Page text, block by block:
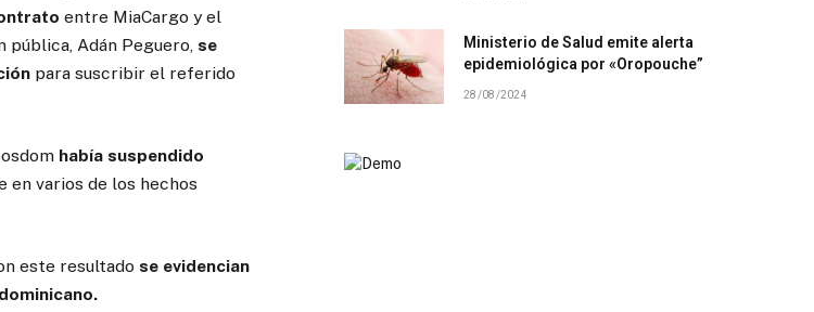
entre MiaCargo y el
pública, Adán Peguero,se
para suscribir el referido
había suspendido
en varios de los hechos
este resultadose evidencian
Ministerio de Salud emite alerta
epidemiológica por «Oropouche”
28/08/2024